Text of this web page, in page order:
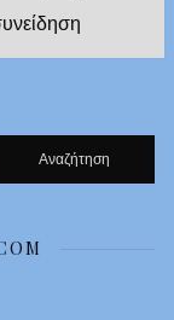
Αναζήτηση